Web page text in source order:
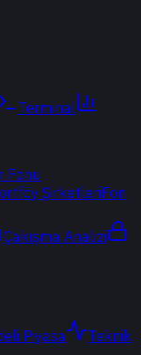
Terminal
Fonu
ŞirketleriFon
Çakışma Analizi
Piyasa
Teknik